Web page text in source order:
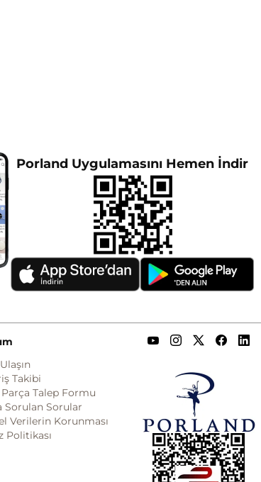
Porland Uygulamasını Hemen İndir
Takibi
Parça Talep Formu
Sorulan Sorular
Verilerin Korunması
Politikası